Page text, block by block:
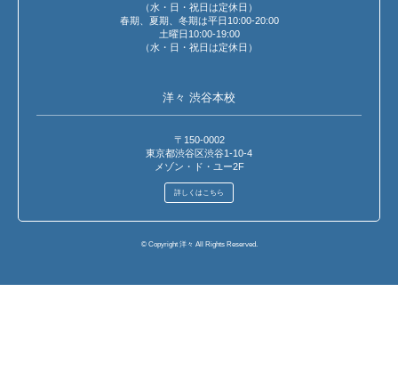
（水・日・祝日は定休日）
春期、夏期、冬期は平日10:00-20:00
土曜日10:00-19:00
（水・日・祝日は定休日）
洋々 渋谷本校
〒150-0002
東京都渋谷区渋谷1-10-4
メゾン・ド・ユー2F
詳しくはこちら
© Copyright 洋々 All Rights Reserved.